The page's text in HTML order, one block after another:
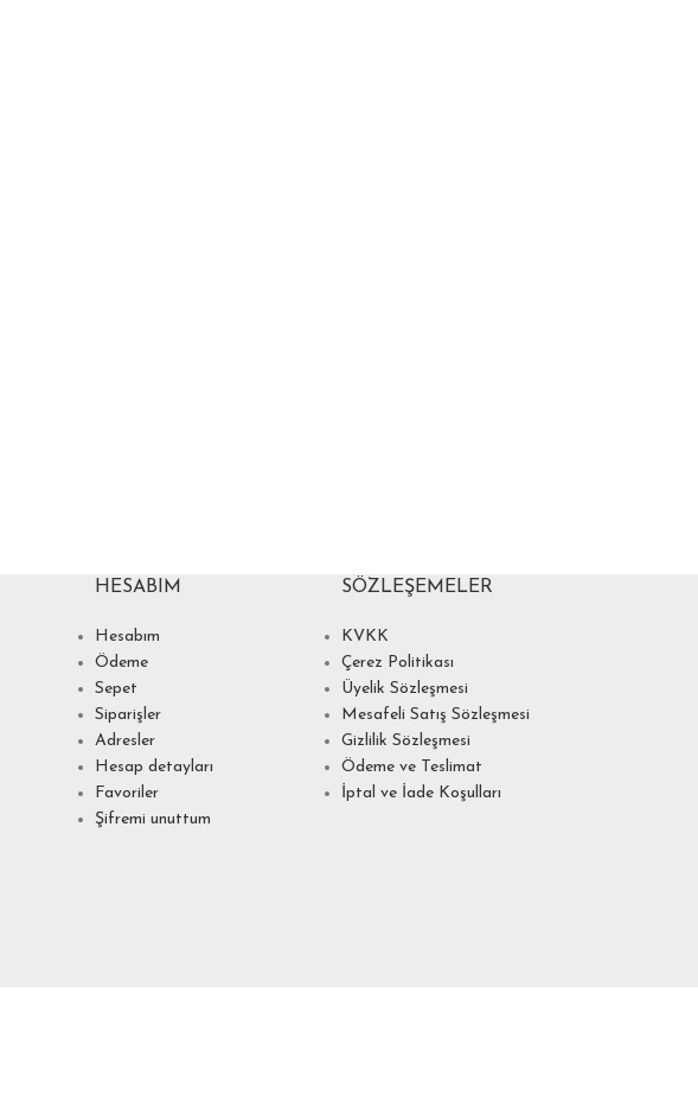
HESABIM
Hesabım
Ödeme
Sepet
Siparişler
Adresler
Hesap detayları
Favoriler
Şifremi unuttum
SÖZLEŞEMELER
KVKK
Çerez Politikası
Üyelik Sözleşmesi
Mesafeli Satış Sözleşmesi
Gizlilik Sözleşmesi
Ödeme ve Teslimat
İptal ve İade Koşulları